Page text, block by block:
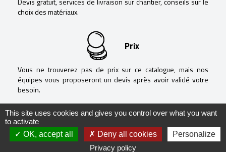
choix des matériaux.
Prix
Vous ne trouverez pas de prix sur ce catalogue, mais nos
équipes vous proposeront un devis après avoir validé votre
besoin.
@ Negoguide - 2020 - Mentions légales- Politique de confidentialité-
RéalisationRÉVÉLATIONS
This site uses cookies and gives you control over what you want
to activate
OK, accept all
Deny all cookies
Personalize
Privacy policy